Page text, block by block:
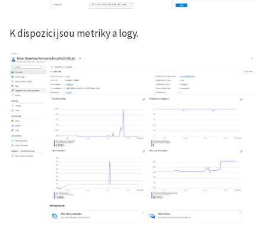
K dispozici jsou metriky a logy.